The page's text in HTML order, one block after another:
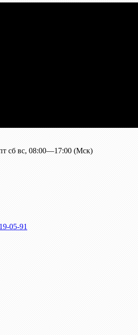
сб вс, 08:00—17:00 (Мск)
05-91